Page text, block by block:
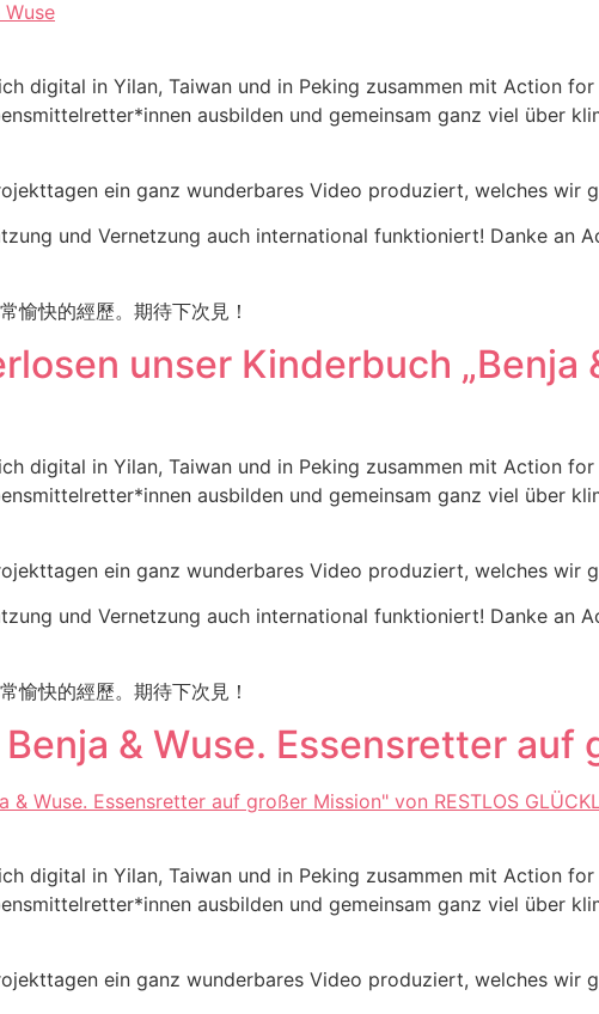
digital in Yilan, Taiwan und in Peking zusammen mit Action
ausbilden und gemeinsam ganz viel über
ein ganz wunderbares Video produziert, welches wir
und Vernetzung auch international funktioniert! Danke an
愉快的經歷。期待下次見！
unser Kinderbuch „Benja
digital in Yilan, Taiwan und in Peking zusammen mit Action
ausbilden und gemeinsam ganz viel über
ein ganz wunderbares Video produziert, welches wir
und Vernetzung auch international funktioniert! Danke an
愉快的經歷。期待下次見！
& Wuse. Essensretter auf
digital in Yilan, Taiwan und in Peking zusammen mit Action
ausbilden und gemeinsam ganz viel über
ein ganz wunderbares Video produziert, welches wir